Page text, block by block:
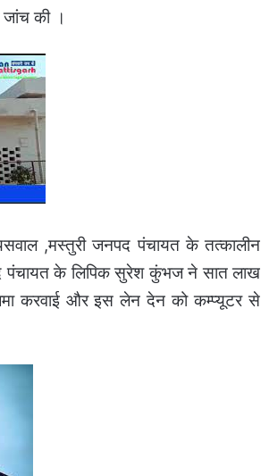
की ।
,मस्तुरी जनपद पंचायत के तत्कालीन
पंचायत के लिपिक सुरेश कुंभज ने सात लाख
करवाई और इस लेन देन को कम्प्यूटर से